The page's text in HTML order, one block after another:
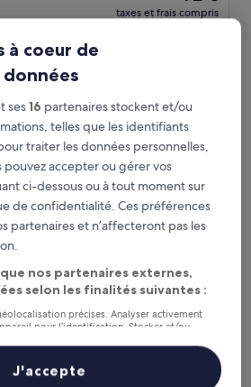
nouveau
prix
taxes et frais compris
& Lounge
Lounge
Bristol Pilning
avis)
67 €
à coeur de
ses16 partenaires stockent et/ou
telles que les identifiants
traiter les données personnelles,
pouvez accepter ou gérer vos
ci-dessous ou à tout moment sur
de confidentialité. Ces préférences
partenaires et n’affecteront pas les
nos partenaires externes,
selon les finalités suivantes :
précises. Analyser activement
pour l’identification. Stocker et/ou
des publicités et du contenu,
de services.
(fournisseurs)
J'accepte